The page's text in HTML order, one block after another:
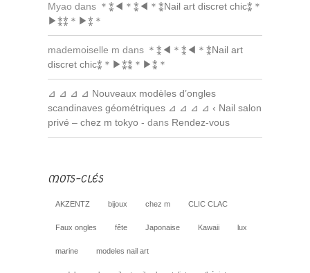
Myao dans ＊⁑◀︎＊⁑◀︎＊⁑Nail art discret chic⁑＊
▶︎⁑⁑＊▶︎⁑＊
mademoiselle m dans ＊⁑◀︎＊⁑◀︎＊⁑Nail art
discret chic⁑＊▶︎⁑⁑＊▶︎⁑＊
⊿ ⊿ ⊿ ⊿ Nouveaux modèles d’ongles
scandinaves géométriques ⊿ ⊿ ⊿ ⊿ ‹ Nail salon
privé – chez m tokyo - dans Rendez-vous
MOTS-CLÉS
AKZENTZ bijoux chez m CLIC CLAC
Faux ongles fête Japonaise Kawaii lux
marine modeles nail art